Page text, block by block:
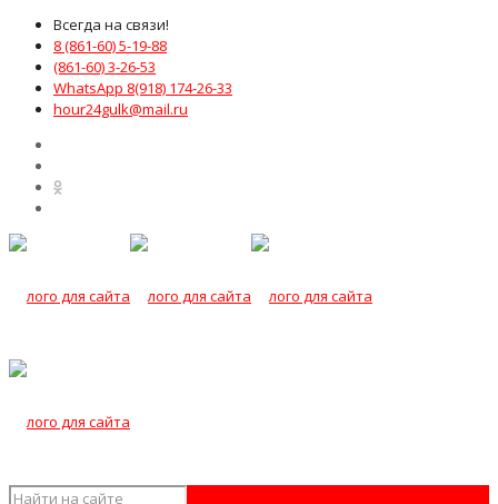
Всегда на связи!
8 (861-60) 5-19-88
(861-60) 3-26-53
WhatsApp 8(918) 174-26-33
hour24gulk@mail.ru